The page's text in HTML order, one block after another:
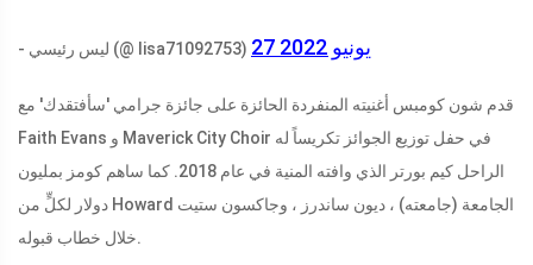
- ليس رئيسي (@ lisa71092753) 27 يونيو 2022
قدم شون كومبس أغنيته المنفردة الحائزة على جائزة جرامي 'سأفتقدك' مع
Faith Evans و Maverick City Choir في حفل توزيع الجوائز تكريساً له
الراحل كيم بورتر الذي وافته المنية في عام 2018. كما ساهم كومز بمليون
دولار لكلٍّ من Howard الجامعة (جامعته) ، ديون ساندرز ، وجاكسون ستيت
خلال خطاب قبوله.